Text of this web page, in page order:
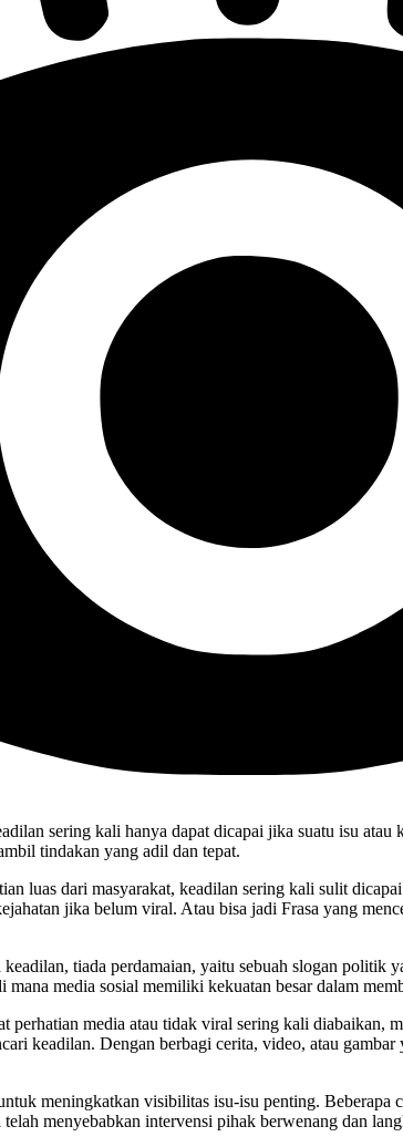
sering kali hanya dapat dicapai jika suatu isu
tindakan yang adil dan tepat.
luas dari masyarakat, keadilan sering kali sulit
jika belum viral. Atau bisa jadi Frasa yang
tiada perdamaian, yaitu sebuah slogan
media sosial memiliki kekuatan besar dalam
perhatian media atau tidak viral sering kali
keadilan. Dengan berbagi cerita, video, atau
meningkatkan visibilitas isu-isu penting. Beberapa
menyebabkan intervensi pihak berwenang dan